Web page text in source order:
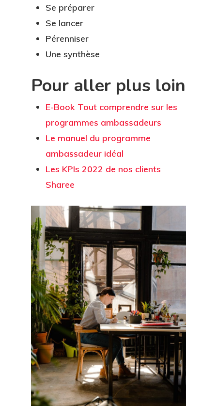
Se préparer
Se lancer
Pérenniser
Une synthèse
Pour aller plus loin
E-Book Tout comprendre sur les
programmes ambassadeurs
Le manuel du programme
ambassadeur idéal
Les KPIs 2022 de nos clients
Sharee